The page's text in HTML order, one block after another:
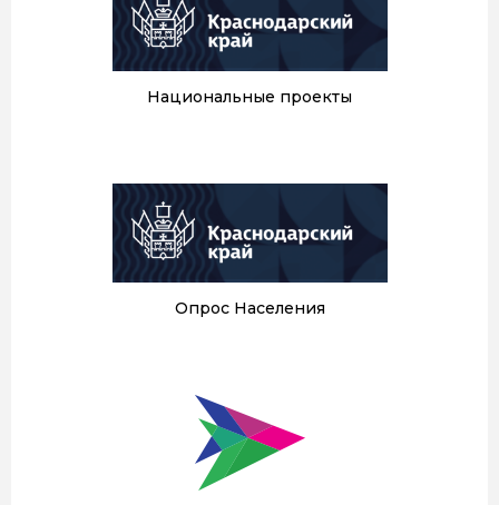
Национальные проекты
Опрос Населения